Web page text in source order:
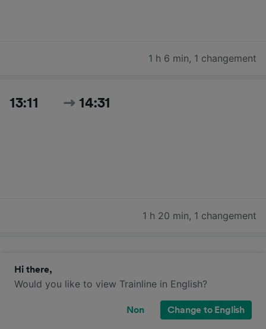
1 h 6 min, 1 changement
13:11 14:31
1 h 20 min, 1 changement
Hi there,
Would you like to view Trainline in English?
Non Change to English